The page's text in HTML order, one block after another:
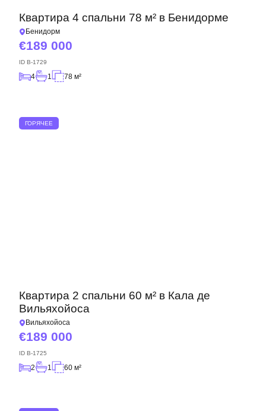
Квартира 4 спальни 78 м² в Бенидорме
Бенидорм
189 000
ID B-1729
4 1 78 м²
ГОРЯЧЕЕ
Квартира 2 спальни 60 м² в Кала де
Вильяхойоса
Вильяхойоса
189 000
ID B-1725
2 1 60 м²